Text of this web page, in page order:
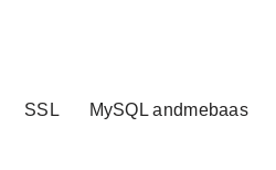
SSL MySQL andmebaas